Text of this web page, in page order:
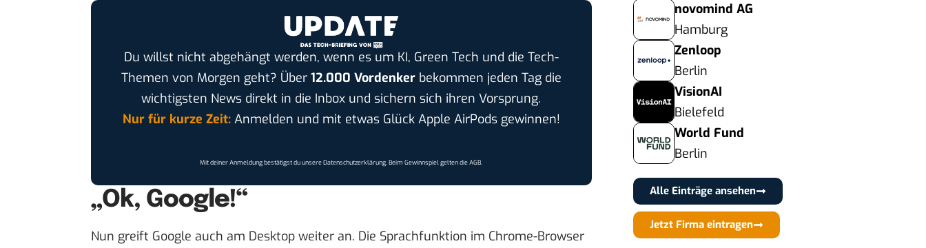
Du willst nicht abgehängt werden, wenn es um KI, Green Tech und die Tech-
Themen von Morgen geht? Über 12.000 Vordenkerbekommen jeden Tag die
wichtigsten News direkt in die Inbox und sichern sich ihren Vorsprung.
Nur für kurze Zeit:Anmelden und mit etwas Glück Apple AirPods gewinnen!
Mit deiner Anmeldung bestätigst du unsereDatenschutzerklärung. Beim Gewinnspiel gelten dieAGB.
„Ok, Google!“
Nun greift Google auch am Desktop weiter an. Die Sprachfunktion im Chrome-Browser
novomind AG
Hamburg
Zenloop
Berlin
VisionAI
Bielefeld
World Fund
Berlin
Alle Einträge ansehen
Jetzt Firma eintragen